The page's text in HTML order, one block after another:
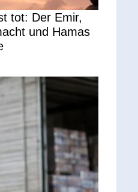
tot: Der Emir,
und Hamas